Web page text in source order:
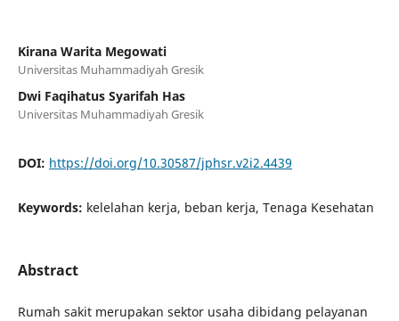
Kirana Warita Megowati
Universitas Muhammadiyah Gresik
Dwi Faqihatus Syarifah Has
Universitas Muhammadiyah Gresik
DOI: https://doi.org/10.30587/jphsr.v2i2.4439
Keywords: kelelahan kerja, beban kerja, Tenaga Kesehatan
Abstract
Rumah sakit merupakan sektor usaha dibidang pelayanan